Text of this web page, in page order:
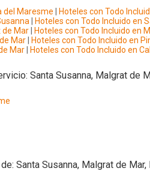
del Maresme
Hoteles con Todo
Hoteles con Todo Incluido en
de Mar
Hoteles con Todo Incluido en
Mar
Hoteles con Todo Incluido en
Mar
Hoteles con Todo Incluido en
Santa Susanna, Malgrat de
Santa Susanna, Malgrat de